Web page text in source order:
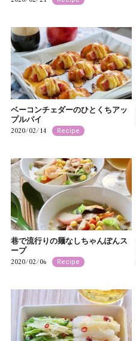
ベーコンチェダーのひとくちアッ
プルパイ
2020/02/14 Recipe
巷で流行りの麺なしちゃんぽんス
ープ
2020/02/06 Recipe